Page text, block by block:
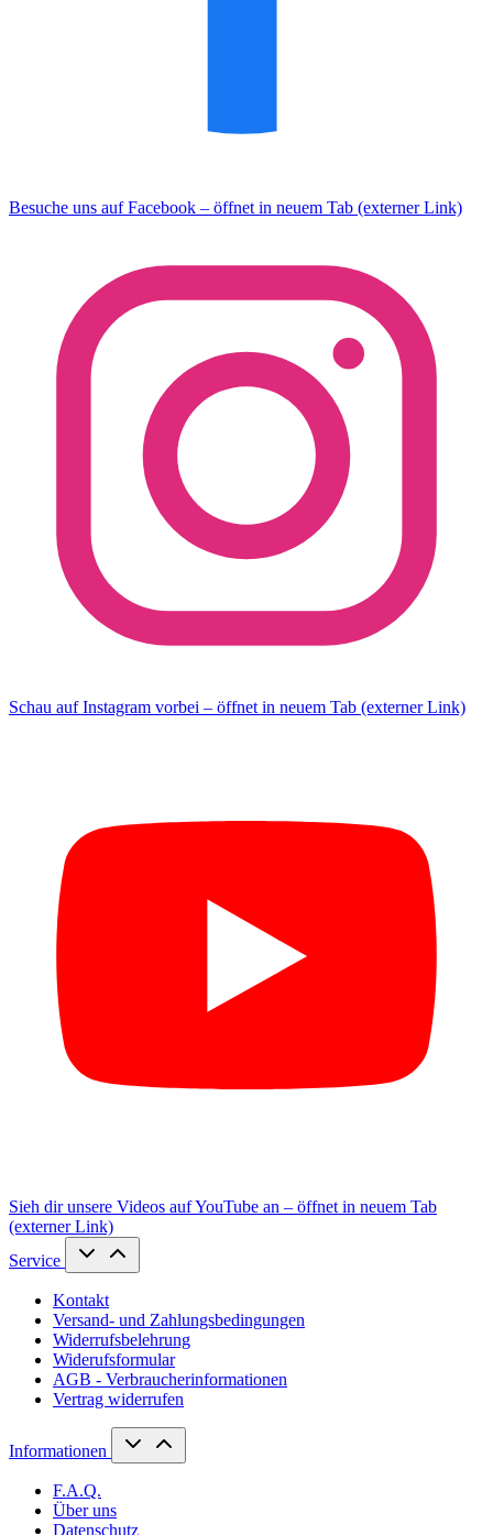
Besuche uns auf Facebook – öffnet in neuem Tab (externer Link)
Schau auf Instagram vorbei – öffnet in neuem Tab (externer Link)
Sieh dir unsere Videos auf YouTube an – öffnet in neuem Tab
(externer Link)
Service
Kontakt
Versand- und Zahlungsbedingungen
Widerrufsbelehrung
Widerufsformular
AGB - Verbraucherinformationen
Vertrag widerrufen
Informationen
F.A.Q.
Über uns
Datenschutz